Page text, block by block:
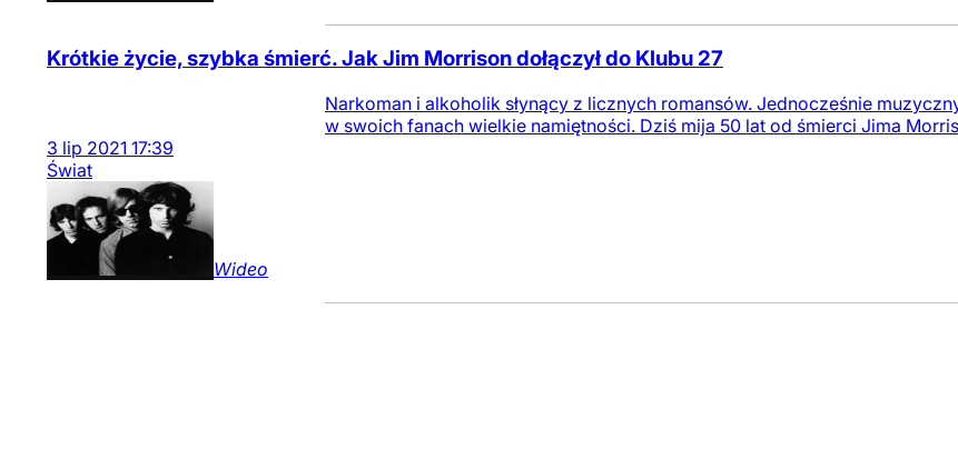
Krótkie życie, szybka śmierć. Jak Jim Morrison dołączył do Klubu 27
Narkoman i alkoholik słynący z licznych romansów. Jednocześnie
w swoich fanach wielkie namiętności. Dziś mija 50 lat od śmierci Jima
3 lip 2021 17:39
Świat
Wideo